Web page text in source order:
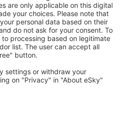
förbehålls.